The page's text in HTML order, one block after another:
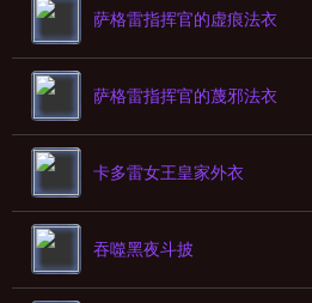
萨格雷指挥官的虚痕法衣
萨格雷指挥官的蔑邪法衣
卡多雷女王皇家外衣
吞噬黑夜斗披